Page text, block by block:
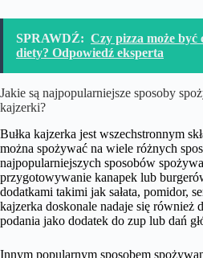
SPRAWDŹ: Czy pizza może być
diety? Odpowiedź eksperta
Jakie są najpopularniejsze sposoby
kajzerki?
Bułka kajzerka jest wszechstronnym
można spożywać na wiele różnych
najpopularniejszych sposobów
przygotowywanie kanapek lub
dodatkami takimi jak sałata, pomidor,
kajzerka doskonale nadaje się również
podania jako dodatek do zup lub dań
Innym popularnym sposobem